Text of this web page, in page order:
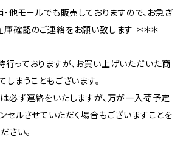
他モールでも販売しておりますので、お急ぎ
確認のご連絡をお願い致します ＊＊＊
っておりますが、お買い上げいただいた商
しまうこともございます。
必ず連絡をいたしますが、万が一入荷予定
セルさせていただく場合もございますことを
さい。